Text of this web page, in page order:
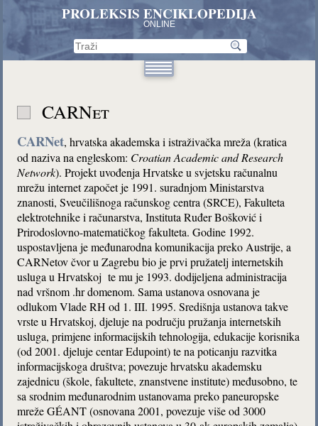
PROLEKSIS ENCIKLOPEDIJA
ONLINE
CARNet
CARNet, hrvatska akademska i istraživačka mreža (kratica
od naziva na engleskom: Croatian Academic and Research
Network). Projekt uvođenja Hrvatske u svjetsku računalnu
mrežu internet započet je 1991. suradnjom Ministarstva
znanosti, Sveučilišnoga računskog centra (SRCE), Fakulteta
elektrotehnike i računarstva, Instituta Ruđer Bošković i
Prirodoslovno-matematičkog fakulteta. Godine 1992.
uspostavljena je međunarodna komunikacija preko Austrije, a
CARNetov čvor u Zagrebu bio je prvi pružatelj internetskih
usluga u Hrvatskoj te mu je 1993. dodijeljena administracija
nad vršnom .hr domenom. Sama ustanova osnovana je
odlukom Vlade RH od 1. III. 1995. Središnja ustanova takve
vrste u Hrvatskoj, djeluje na području pružanja internetskih
usluga, primjene informacijskih tehnologija, edukacije korisnika
(od 2001. djeluje centar Edupoint) te na poticanju razvitka
informacijskoga društva; povezuje hrvatsku akademsku
zajednicu (škole, fakultete, znanstvene institute) međusobno, te
sa srodnim međunarodnim ustanovama preko paneuropske
mreže GÉANT (osnovana 2001, povezuje više od 3000